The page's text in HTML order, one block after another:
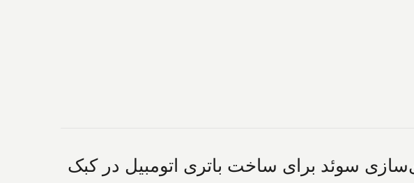
سوئد برای ساخت باتری اتومبیل در کبک